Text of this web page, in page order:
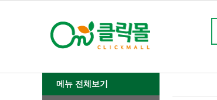
메뉴 전체보기